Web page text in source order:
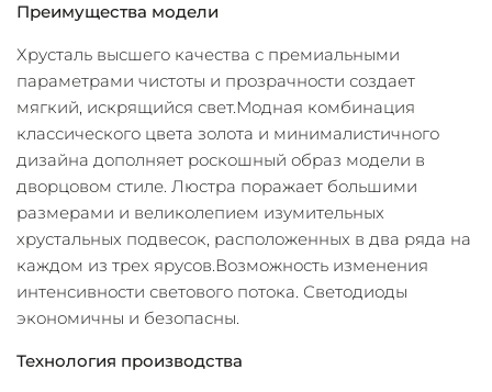
Преимущества модели
Хрусталь высшего качества с премиальными
параметрами чистоты и прозрачности создает
мягкий, искрящийся свет.Модная комбинация
классического цвета золота и минималистичного
дизайна дополняет роскошный образ модели в
дворцовом стиле. Люстра поражает большими
размерами и великолепием изумительных
хрустальных подвесок, расположенных в два ряда на
каждом из трех ярусов.Возможность изменения
интенсивности светового потока. Светодиоды
экономичны и безопасны.
Технология производства